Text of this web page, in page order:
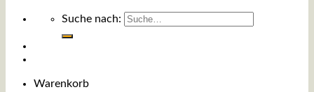
Suche nach:
Warenkorb